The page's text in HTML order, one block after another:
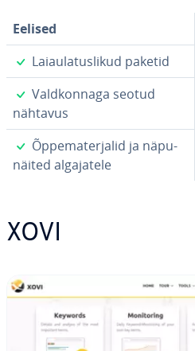
Eelised
✓
Laiaula­tus­li­kud paketid
✓
Vald­kon­naga seotud
nähtavus
✓
Õp­pe­ma­ter­ja­lid ja nä­pu­
näi­ted al­ga­ja­tele
XOVI